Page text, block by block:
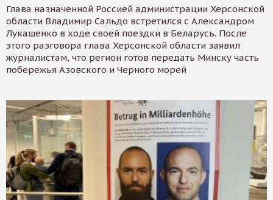
Глава назначенной Россией администрации Херсонской
области Владимир Сальдо встретился с Александром
Лукашенко в ходе своей поездки в Беларусь. После
этого разговора глава Херсонской области заявил
журналистам, что регион готов передать Минску часть
побережья Азовского и Черного морей